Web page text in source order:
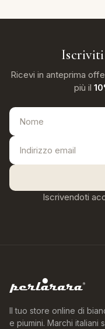
Ricevi in anteprima
più il
Iscrivendoti
Il tuo store online di
e piumini. Marchi italiani